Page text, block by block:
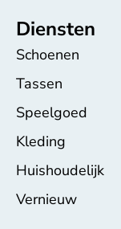
Diensten
Schoenen
Tassen
Speelgoed
Kleding
Huishoudelijk
Vernieuw